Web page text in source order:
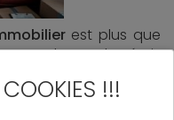
est plus que
d’Artémis
qu’en mars,
les résidences
!!!